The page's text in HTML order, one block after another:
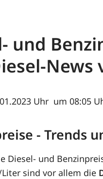
und
News
um 08:05
- Trends
Diesel- und
sind vor allem die